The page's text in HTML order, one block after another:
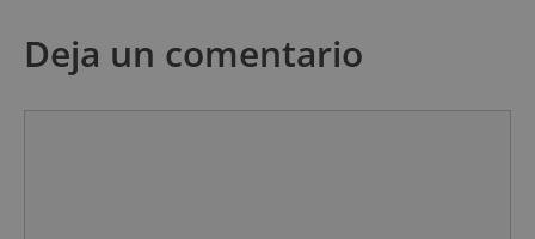
Deja un comentario